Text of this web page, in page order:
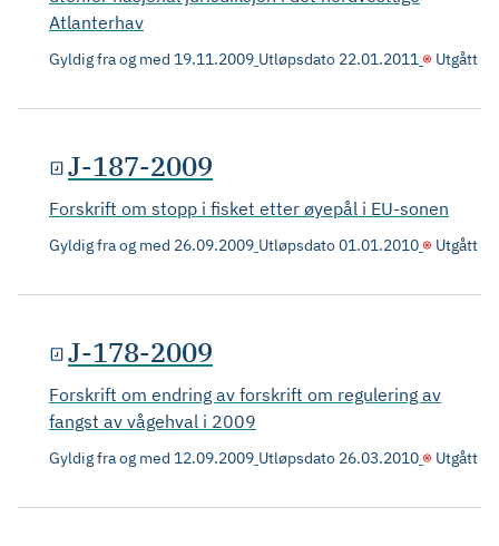
Atlanterhav
Gyldig fra og med 19.11.2009 Utløpsdato 22.01.2011 Utgått
J-187-2009
Forskrift om stopp i fisket etter øyepål i EU-sonen
Gyldig fra og med 26.09.2009 Utløpsdato01.01.2010 Utgått
J-178-2009
Forskrift om endring av forskrift om regulering av
fangst av vågehval i 2009
Gyldig fra og med 12.09.2009 Utløpsdato 26.03.2010 Utgått